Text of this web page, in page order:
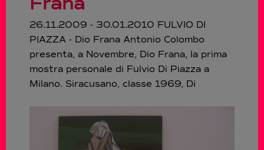
26.11.2009 - 30.01.2010 FULVIO DI
PIAZZA - Dio Frana Antonio Colombo
presenta, a Novembre, Dio Frana, la prima
mostra personale di Fulvio Di Piazza a
Milano. Siracusano, classe 1969, Di